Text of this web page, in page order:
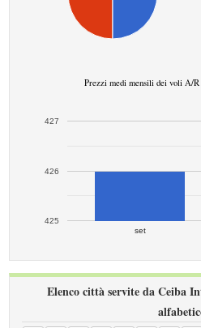
Prezzi medi mensili dei voli A/
set
425
426
427
Elenco città servite da Ceiba